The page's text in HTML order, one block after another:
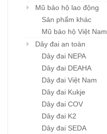
Mũ bảo hộ lao động
Sản phẩm khác
Mũ bảo hộ Việt Nam
Dây đai an toàn
Dây đai NEPA
Dây đai DEAHA
Dây đai Việt Nam
Dây đai Kukje
Dây đai COV
Dây đai K2
Dây đai SEDA